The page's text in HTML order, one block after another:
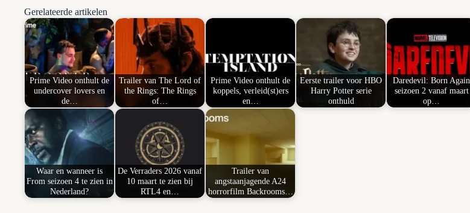
Gerelateerde artikelen
Prime Video onthult de
undercover lovers en
de…
Trailer van The Lord of
the Rings: The Rings
of…
Prime Video onthult de
koppels, verleid(st)ers
en…
Eerste trailer voor HBO
Harry Potter serie
onthuld
Daredevil: Born Again
seizoen 2 vanaf maart
op…
Waar en wanneer is
From seizoen 4 te zien in
Nederland?
De Verraders 2026 vanaf
10 maart te zien bij
RTL4 en…
Trailer van
angstaanjagende A24
horrorfilm Backrooms…